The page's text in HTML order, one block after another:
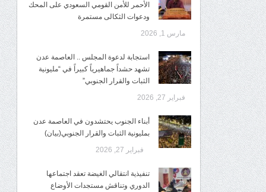
الأحمر للأمن القومي السعودي على المحك
ودعوات الثكالى مستمرة
مارس 1, 2026
استجابة لدعوة المجلس .. العاصمة عدن
تشهد حشداً جماهيرياً كبيراً في “مليونية
الثبات والقرار الجنوبي”
فبراير 27, 2026
أبناء الجنوب يحتشدون في العاصمة عدن
بمليونية الثبات والقرار الجنوبي(بيان)
فبراير 27, 2026
تنفيذية انتقالي الغيضة تعقد اجتماعها
الدوري وتناقش مستجدات الأوضاع